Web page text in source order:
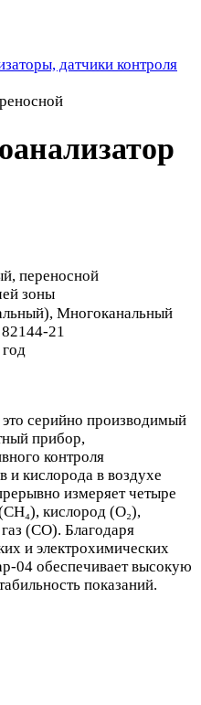
датчики контроля
переносной
зоны
Многоканальный
82144-21
серийно производимый
прибор,
контроля
и кислорода в воздухе
измеряет четыре
кислород (O₂),
(CO). Благодаря
и электрохимических
04 обеспечивает высокую
показаний.